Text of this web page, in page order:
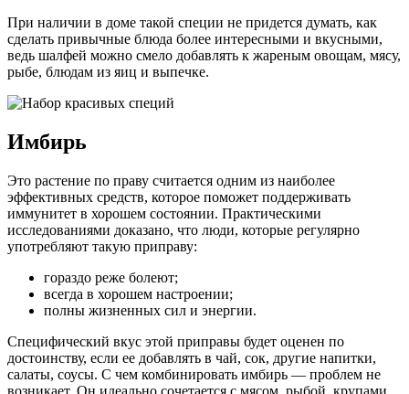
При наличии в доме такой специи не придется думать, как
сделать привычные блюда более интересными и вкусными,
ведь шалфей можно смело добавлять к жареным овощам, мясу,
рыбе, блюдам из яиц и выпечке.
Имбирь
Это растение по праву считается одним из наиболее
эффективных средств, которое поможет поддерживать
иммунитет в хорошем состоянии. Практическими
исследованиями доказано, что люди, которые регулярно
употребляют такую приправу:
гораздо реже болеют;
всегда в хорошем настроении;
полны жизненных сил и энергии.
Специфический вкус этой приправы будет оценен по
достоинству, если ее добавлять в чай, сок, другие напитки,
салаты, соусы. С чем комбинировать имбирь — проблем не
возникает. Он идеально сочетается с мясом, рыбой, крупами,